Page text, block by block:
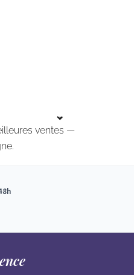
ventes —